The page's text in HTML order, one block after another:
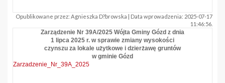
Opublikowane przez: Agnieszka D?browska | Data wprowadzenia: 2025-07-17
11:46:56.
Zarządzenie Nr 39A/2025 Wójta Gminy Gózd z dnia
1 lipca 2025 r. w sprawie zmiany wysokości
czynszu za lokale użytkowe i dzierżawę gruntów
w gminie Gózd
Zarzadzenie_Nr_39A_2025